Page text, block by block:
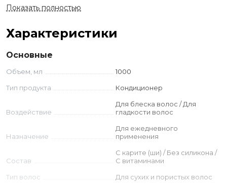
минут. Подходит для частого использования.
Aqua, Cetearyl Alcohol, Cetrimonium Chloride, Erythritol,
Behentrimonium chloride, Phenoxyethanol, Parfum,
Ethylhexylglycerin, Hexamethylindano pyran, Linalool, Citric
Acid, Ascorbic Acid, Tocopheryl Acetate, Retinyl Palmitate,
Zea Mays Oil, Rubus Idaeus Leaf Extract, Tocopherol,
Sodium Benzoate, Potassium Sorbate.
Показать полностью
Характеристики
Основные
Объем, мл
1000
Тип продукта
Кондиционер
Воздействие
Для блеска волос / Для
гладкости волос
Назначение
Для ежедневного
применения
Состав
С карите (ши) / Без силикона /
С витаминами
Тип волос
Для сухих и пористых волос